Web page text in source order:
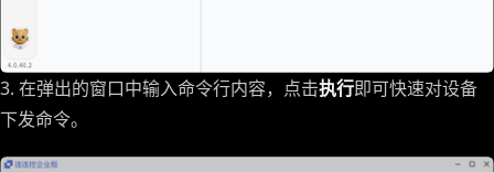
3. 在弹出的窗口中输入命令行内容，点击执行即可快速对设备
下发命令。